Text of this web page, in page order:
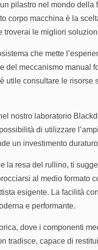
pilastro nel mondo della
corpo macchina è la
troverai le migliori
che mette
del meccanismo
utile consultare le risorse
nostro laboratorio
di utilizzare
un investimento
la resa del rullino, ti
al medio
esigente. La facilità
e performante.
dove i componenti
tradisce, capace di